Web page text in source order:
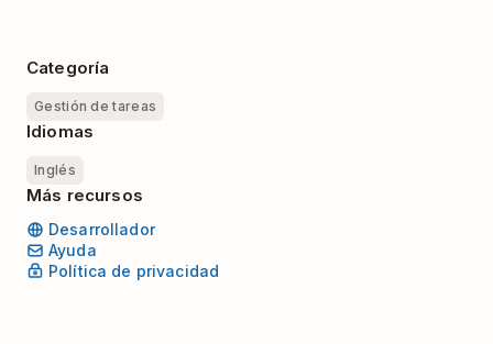
Categoría
Gestión de tareas
Idiomas
Inglés
Más recursos
Desarrollador
Ayuda
Política de privacidad